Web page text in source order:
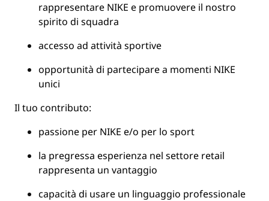
rappresentare NIKE e promuovere il nostro
spirito di squadra
accesso ad attività sportive
opportunità di partecipare a momenti NIKE
unici
Il tuo contributo:
passione per NIKE e/o per lo sport
la pregressa esperienza nel settore retail
rappresenta un vantaggio
capacità di usare un linguaggio professionale